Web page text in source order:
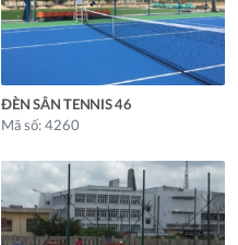
ĐÈN SÂN TENNIS 46
Mã số: 4260